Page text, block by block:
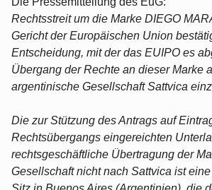
Rechtsstreit um die Marke DIEGO
Gericht der Europäischen Union
Entscheidung, mit der das EUIPO es
Übergang der Rechte an dieser Marke
argentinische Gesellschaft Sattvica
Die zur Stützung des Antrags auf
Rechtsübergangs eingereichten
rechtsgeschäftliche Übertragung der
Gesellschaft nicht nach Sattvica ist